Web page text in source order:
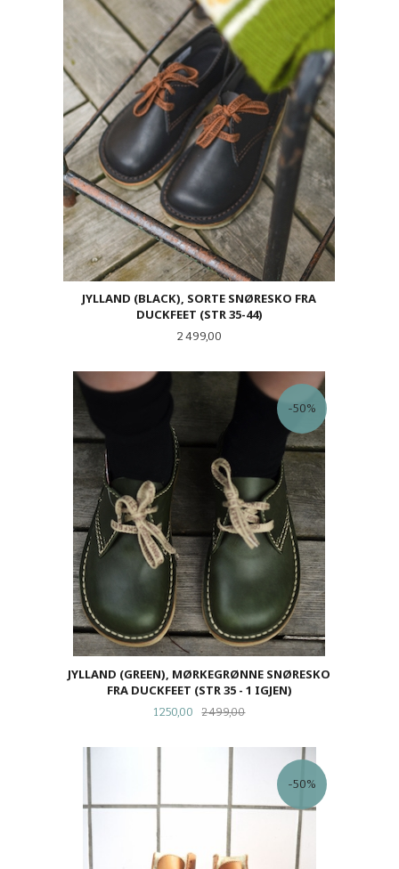
JYLLAND (BLACK), SORTE SNØRESKO FRA
DUCKFEET (STR 35-44)
Pris
2 499,00
JYLLAND (GREEN), MØRKEGRØNNE SNØRESKO
FRA DUCKFEET (STR 35 - 1 IGJEN)
Tilbud
1 250,00 2 499,00Rabatt
-50%
-50%